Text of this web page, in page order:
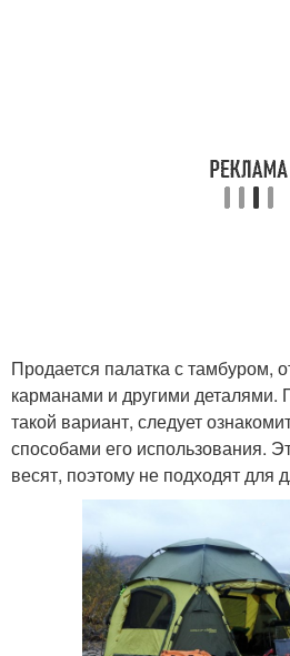
Продается палатка с тамбуром,
карманами и другими
такой вариант, следует
способами его использования.
весят, поэтому не подходят для